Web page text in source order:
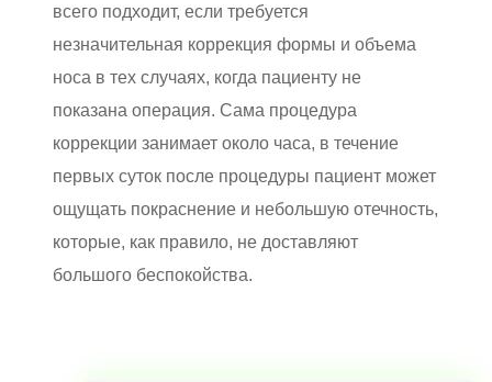
всего подходит, если требуется
незначительная коррекция формы и объема
носа в тех случаях, когда пациенту не
показана операция. Сама процедура
коррекции занимает около часа, в течение
первых суток после процедуры пациент может
ощущать покраснение и небольшую отечность,
которые, как правило, не доставляют
большого беспокойства.